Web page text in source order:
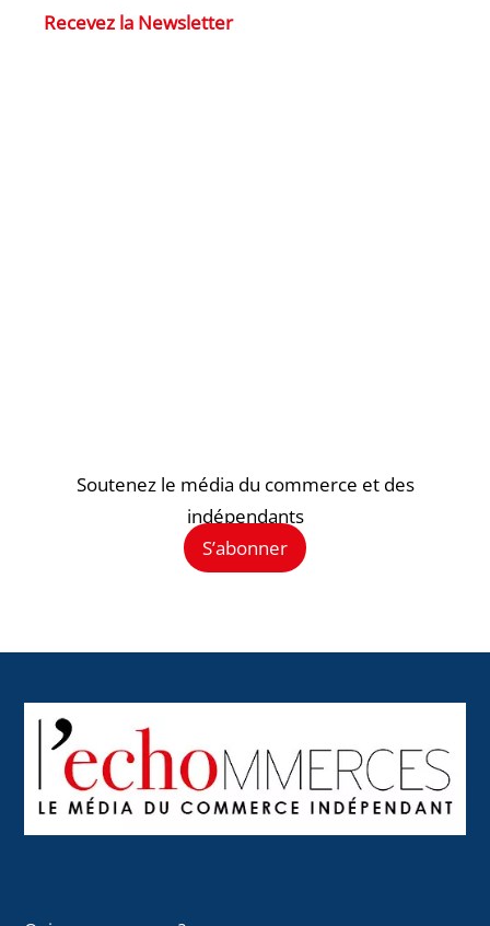
Recevez la Newsletter
Soutenez le média du commerce et des
indépendants
S’abonner
To
Top